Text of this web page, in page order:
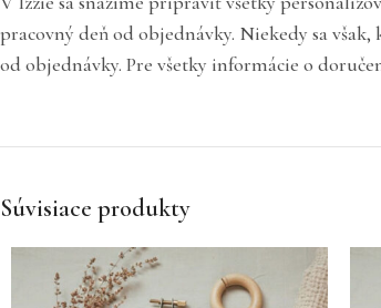
pracovný deň od objednávky. Niekedy sa
od objednávky. Pre všetky informácie o
Súvisiace produkty